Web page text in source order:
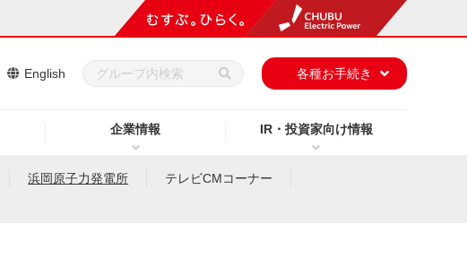
企業情報 IR・投資家向け情報
English 各種お手続き
浜岡原子力発電所
テレビCMコーナー